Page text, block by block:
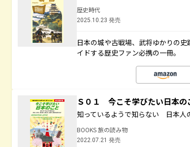
歴史時代
2025.10.23 発売
日本の城や古戦場、武将ゆかりの
イドする歴史ファン必携の一冊。
Ｓ０１ 今こそ学びたい日本の
知っているようで知らない 日本人
BOOKS 旅の読み物
2022.07.21 発売